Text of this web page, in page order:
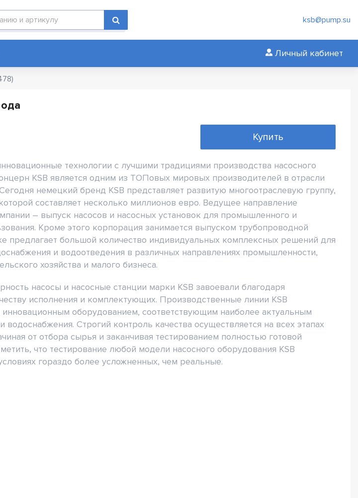
ksb@pump.su
Личный кабинет
Купить
технологии с лучшими традициями производства насосного
KSB является одним из ТОПовых мировых производителей в отрасли
немецкий бренд KSB представляет развитую многоотраслевую группу,
составляет несколько миллионов евро. Ведущее направление
– выпуск насосов и насосных установок для промышленного и
Кроме этого корпорация занимается выпуском трубопроводной
предлагает большой количество индивидуальных комплексных решений для
и водоотведения в различных направлениях промышленности,
хозяйства и малого бизнеса.
насосы и насосные станции марки KSB завоевали благодаря
исполнения и комплектующих. Производственные линии KSB
оборудованием, соответствующим наиболее актуальным
водоснабжения. Строгий контроль качества осуществляется на всех этапах
от отбора сырья и заканчивая тестированием полностью готовой
что тестирование любой модели насосного оборудования KSB
гораздо более усложненных, чем реальные.